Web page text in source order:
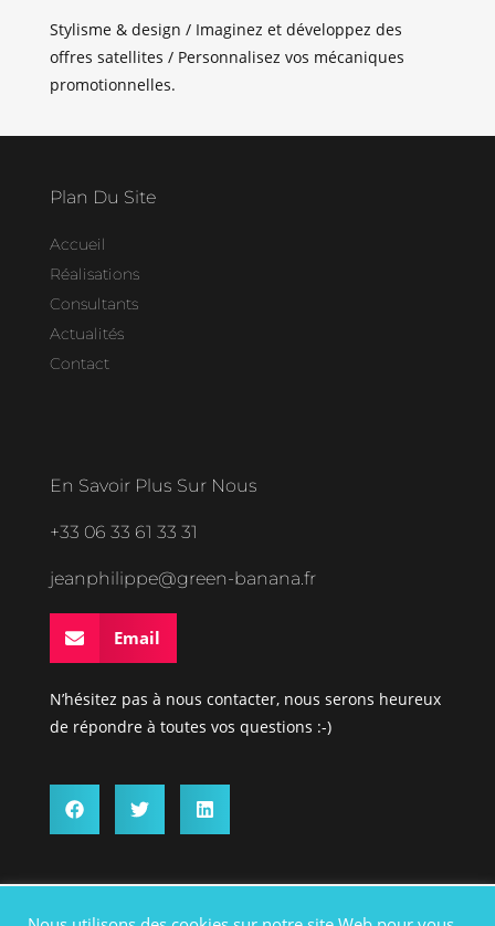
Stylisme & design / Imaginez et développez des
offres satellites / Personnalisez vos mécaniques
promotionnelles.
En Savoir Plus Sur Nous
+33 06 33 61 33 31
jeanphilippe@green-banana.fr
Email
N’hésitez pas à nous contacter, nous serons heureux
de répondre à toutes vos questions :-)
Plan Du Site
Accueil
Réalisations
Consultants
Actualités
Contact